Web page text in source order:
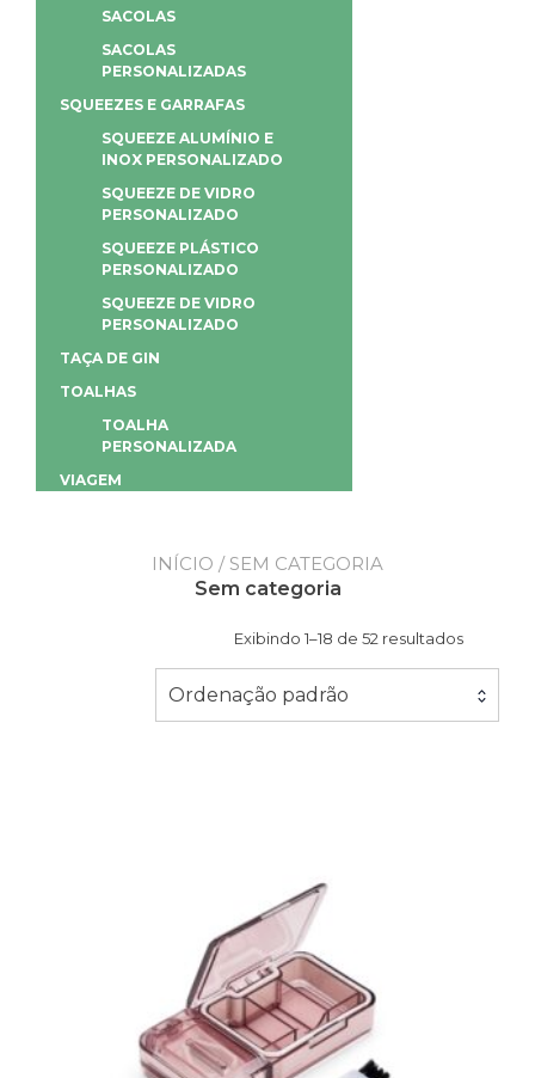
INÍCIO / SEM CATEGORIA
Sem categoria
Exibindo 1–18 de 52 resultados
Ordenação padrão
SACOLAS
SACOLAS
PERSONALIZADAS
SQUEEZES E GARRAFAS
SQUEEZE ALUMÍNIO E
INOX PERSONALIZADO
SQUEEZE DE VIDRO
PERSONALIZADO
SQUEEZE PLÁSTICO
PERSONALIZADO
SQUEEZE DE VIDRO
PERSONALIZADO
TAÇA DE GIN
TOALHAS
TOALHA
PERSONALIZADA
VIAGEM